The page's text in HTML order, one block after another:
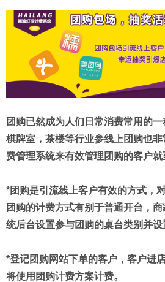
团购已然成为人们日常消费常用的一
棋牌室，茶楼等行业参线上团购也
费管理系统来有效管理团购的客户就
*团购是引流线上客户有效的方式，
团购的计费方式有别于普通开台，
统后台设置参与团购的桌台类别并设
*登记团购网站下单的客户，客户进
将使用团购计费方案计费。